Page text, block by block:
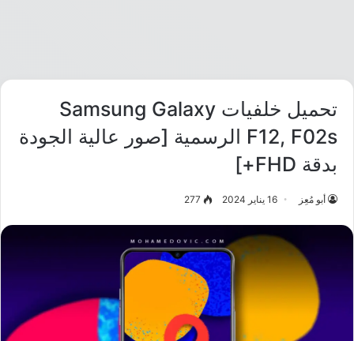
تحميل خلفيات Samsung Galaxy
F12, F02s الرسمية [صور عالية الجودة
بدقة FHD+]
أبو مُعِز 16 يناير 2024 277